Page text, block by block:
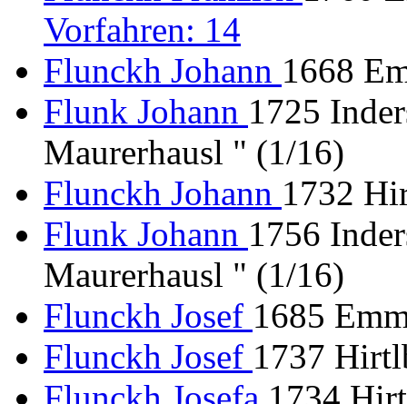
Vorfahren: 14
Flunckh Johann 1668
Flunk Johann 1725
Maurerhausl " (1/16)
Flunckh Johann 1732
Flunk Johann 1756
Maurerhausl " (1/16)
Flunckh Josef 1685
Flunckh Josef 1737